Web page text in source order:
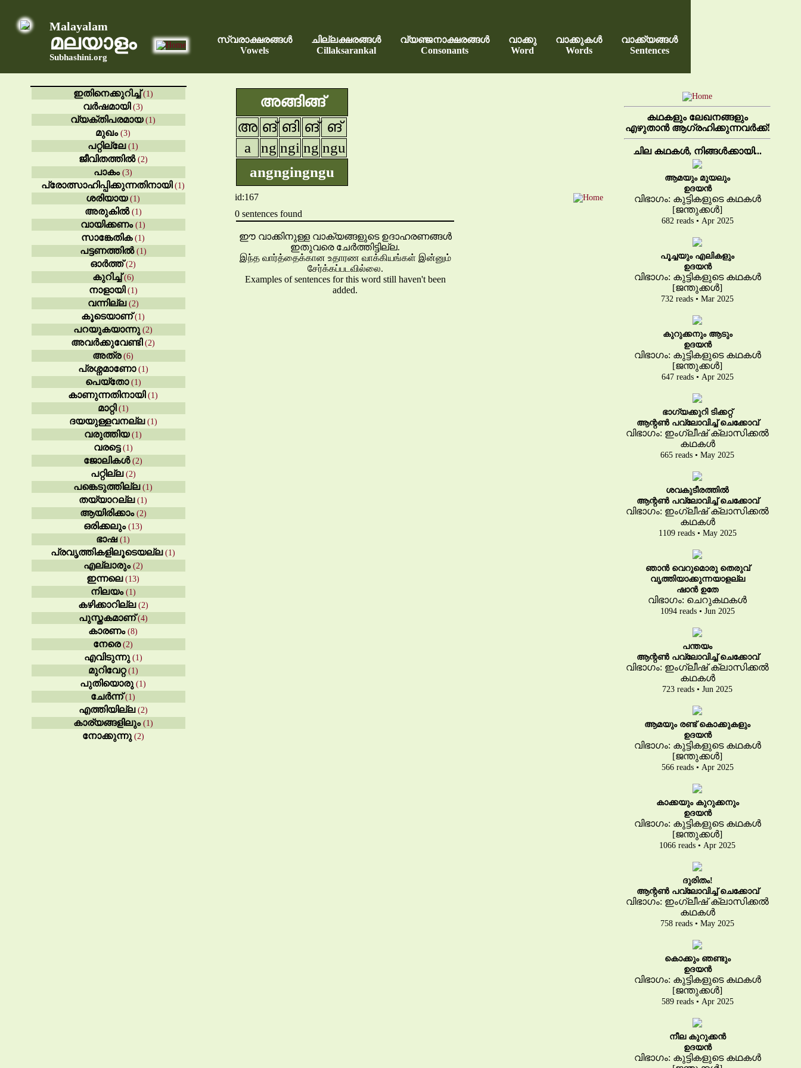
Malayalam
മലയാളം
Subhashini.org
സ്വരാക്ഷരങ്ങൾ
Vowels
ചില്ലക്ഷരങ്ങൾ
Cillaksarankal
വ്യഞ്ജനാക്ഷരങ്ങൾ
Consonants
വാക്കു
Word
വാക്കുകൾ
Words
വാക്ക്യങ്ങൾ
Sentences
ഇതിനെക്കുറിച്ച്(1)
വർഷമായി (3)
വ്യക്തിപരമായ(1)
മുഖം(3)
പറ്റില്ലേ(1)
ജീവിതത്തിൽ(2)
പാകം(3)
പ്രോത്സാഹിപ്പിക്കുന്നതിനായി (1)
ശരിയായ(1)
അരുകിൽ(1)
വായിക്കണം(1)
സാങ്കേതിക(1)
പട്ടണത്തിൽ(1)
ഓർത്ത്(2)
കുറിച്ച്(6)
നാളായി (1)
വന്നില്ല(2)
കൂടെയാണ്(1)
പറയുകയാന്നു (2)
അവർക്കുവേണ്ടി (2)
അത്ര(6)
പ്രശ്നമാണോ(1)
പെയ്തോ(1)
കാണുന്നതിനായി (1)
മാറ്റി (1)
ദയയുള്ളവനല്ല(1)
വരുത്തിയ(1)
വരട്ടെ(1)
ജോലികൾ(2)
പറ്റില്ല(2)
പങ്കെടുത്തില്ല(1)
തയ്യാറല്ല(1)
ആയിരിക്കാം(2)
ഒരിക്കലും(13)
ഭാഷ(1)
പ്രവൃത്തികളിലൂടെയല്ല(1)
എല്ലാരും(2)
ഇന്നലെ(13)
നിലയം(1)
കഴിക്കാറില്ല(2)
പുസ്തകമാണ്(4)
കാരണം(8)
നേരെ(2)
എവിടുന്നു(1)
മുറിവേറ്റ(1)
പുതിയൊരു (1)
ചേർന്ന്(1)
എത്തിയില്ല(2)
കാര്യങ്ങളിലും(1)
നോക്കുന്നു(2)
അങ്ങിങ്ങ്
അ ങ് ങി ങ് ങ്
a
ng ngi ng ngu
angngingngu
id:167
0 sentences found
ഈ വാക്കിനുള്ള വാക്യങ്ങളുടെ ഉദാഹരണങ്ങൾ
ഇതുവരെ ചേർത്തിട്ടില്ല.
இந்த வார்த்தைக்கான உதாரண வாக்கியங்கள் இன்னும்
சேர்க்கப்படவில்லை.
Examples of sentences for this word still haven't been
added.
കഥകളും ലേഖനങ്ങളും
എഴുതാൻ ആഗ്രഹിക്കുന്നവർക്ക്!
ചില കഥകൾ, നിങ്ങൾക്കായി...
ആമയും മുയലും
ഉദയൻ
വിഭാഗം: കുട്ടികളുടെ കഥകൾ
[ജന്തുക്കൾ]
682 reads • Apr 2025
പൂച്ചയും എലികളും
ഉദയൻ
വിഭാഗം: കുട്ടികളുടെ കഥകൾ
[ജന്തുക്കൾ]
732 reads • Mar 2025
കുറുക്കനും ആടും
ഉദയൻ
വിഭാഗം: കുട്ടികളുടെ കഥകൾ
[ജന്തുക്കൾ]
647 reads • Apr 2025
ഭാഗ്യക്കുറി ടിക്കറ്റ്
ആന്റൺ പവ്‌ലോവിച്ച് ചെക്കോവ്
വിഭാഗം: ഇംഗ്ലീഷ് ക്ലാസിക്കൽ
കഥകൾ
665 reads • May 2025
ശവകുടീരത്തിൽ
ആന്റൺ പവ്‌ലോവിച്ച് ചെക്കോവ്
വിഭാഗം: ഇംഗ്ലീഷ് ക്ലാസിക്കൽ
കഥകൾ
1109 reads • May 2025
ഞാൻ വെറുമൊരു തെരുവ്
വൃത്തിയാക്കുന്നയാളല്ല
ഷാൻ ഉതേ
വിഭാഗം: ചെറുകഥകൾ
1094 reads • Jun 2025
പന്തയം
ആന്റൺ പവ്‌ലോവിച്ച് ചെക്കോവ്
വിഭാഗം: ഇംഗ്ലീഷ് ക്ലാസിക്കൽ
കഥകൾ
723 reads • Jun 2025
ആമയും രണ്ട് കൊക്കുകളും
ഉദയൻ
വിഭാഗം: കുട്ടികളുടെ കഥകൾ
[ജന്തുക്കൾ]
566 reads • Apr 2025
കാക്കയും കുറുക്കനും
ഉദയൻ
വിഭാഗം: കുട്ടികളുടെ കഥകൾ
[ജന്തുക്കൾ]
1066 reads • Apr 2025
ദുരിതം!
ആന്റൺ പവ്‌ലോവിച്ച് ചെക്കോവ്
വിഭാഗം: ഇംഗ്ലീഷ് ക്ലാസിക്കൽ
കഥകൾ
758 reads • May 2025
കൊക്കും ഞണ്ടും
ഉദയൻ
വിഭാഗം: കുട്ടികളുടെ കഥകൾ
[ജന്തുക്കൾ]
589 reads • Apr 2025
നീല കുറുക്കൻ
ഉദയൻ
വിഭാഗം: കുട്ടികളുടെ കഥകൾ